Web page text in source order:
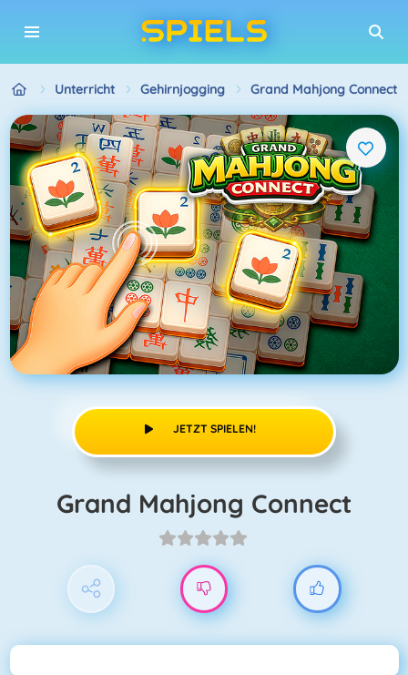
Unterricht Gehirnjogging Grand Mahjong Connect
JETZT SPIELEN!
Grand Mahjong Connect